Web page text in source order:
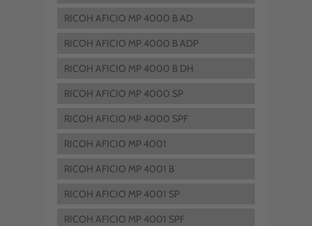
RICOH AFICIO MP 4000 B AD
RICOH AFICIO MP 4000 B ADP
RICOH AFICIO MP 4000 B DH
RICOH AFICIO MP 4000 SP
RICOH AFICIO MP 4000 SPF
RICOH AFICIO MP 4001
RICOH AFICIO MP 4001 B
RICOH AFICIO MP 4001 SP
RICOH AFICIO MP 4001 SPF